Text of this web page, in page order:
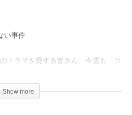
い事件
ドラマを愛する皆さん、今週も「コ
を画面に釘付けにすること間違いな
Show more